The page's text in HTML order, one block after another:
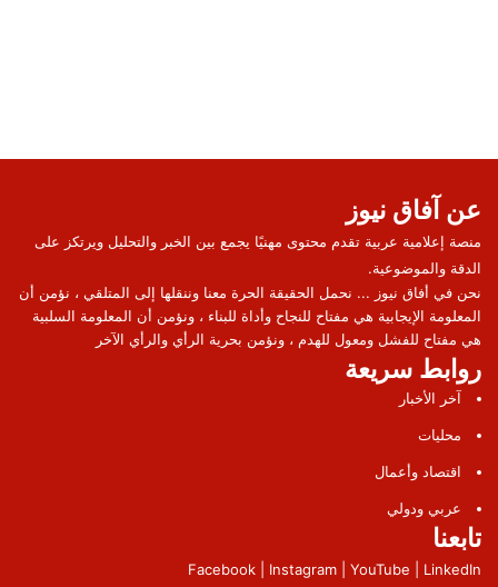
عن آفاق نيوز
منصة إعلامية عربية تقدم محتوى مهنيًا يجمع بين الخبر والتحليل ويرتكز على
الدقة والموضوعية.
نحن في أفاق نيوز ... نحمل الحقيقة الحرة معنا وننقلها إلى المتلقي ، نؤمن أن
المعلومة الإيجابية هي مفتاح للنجاح وأداة للبناء ، ونؤمن أن المعلومة السلبية
هي مفتاح للفشل ومعول للهدم ، ونؤمن بحرية الرأي والرأي الآخر
روابط سريعة
آخر الأخبار
محليات
اقتصاد وأعمال
عربي ودولي
تابعنا
Facebook | Instagram | YouTube | LinkedIn